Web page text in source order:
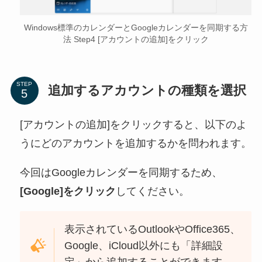
Windows標準のカレンダーとGoogleカレンダーを同期する方
法 Step4 [アカウントの追加]をクリック
STEP 追加するアカウントの種類を選択
[アカウントの追加]をクリックすると、以下のよ
うにどのアカウントを追加するかを問われます。
今回はGoogleカレンダーを同期するため、
[Google]をクリック してください。
表示されているOutlookやOffice365、
Google、iCloud以外にも「詳細設